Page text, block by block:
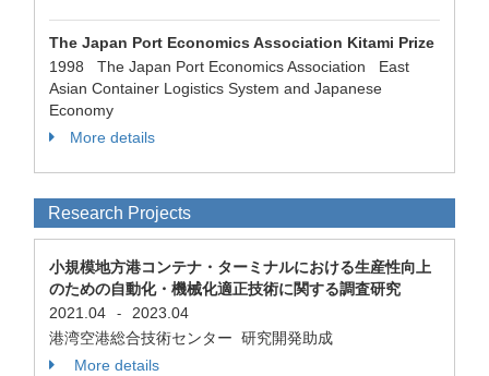
The Japan Port Economics Association Kitami Prize
1998 The Japan Port Economics Association East
Asian Container Logistics System and Japanese
Economy
More details
Research Projects
小規模地方港コンテナ・ターミナルにおける生産性向上
のための自動化・機械化適正技術に関する調査研究
2021.04
-
2023.04
港湾空港総合技術センター 研究開発助成
More details